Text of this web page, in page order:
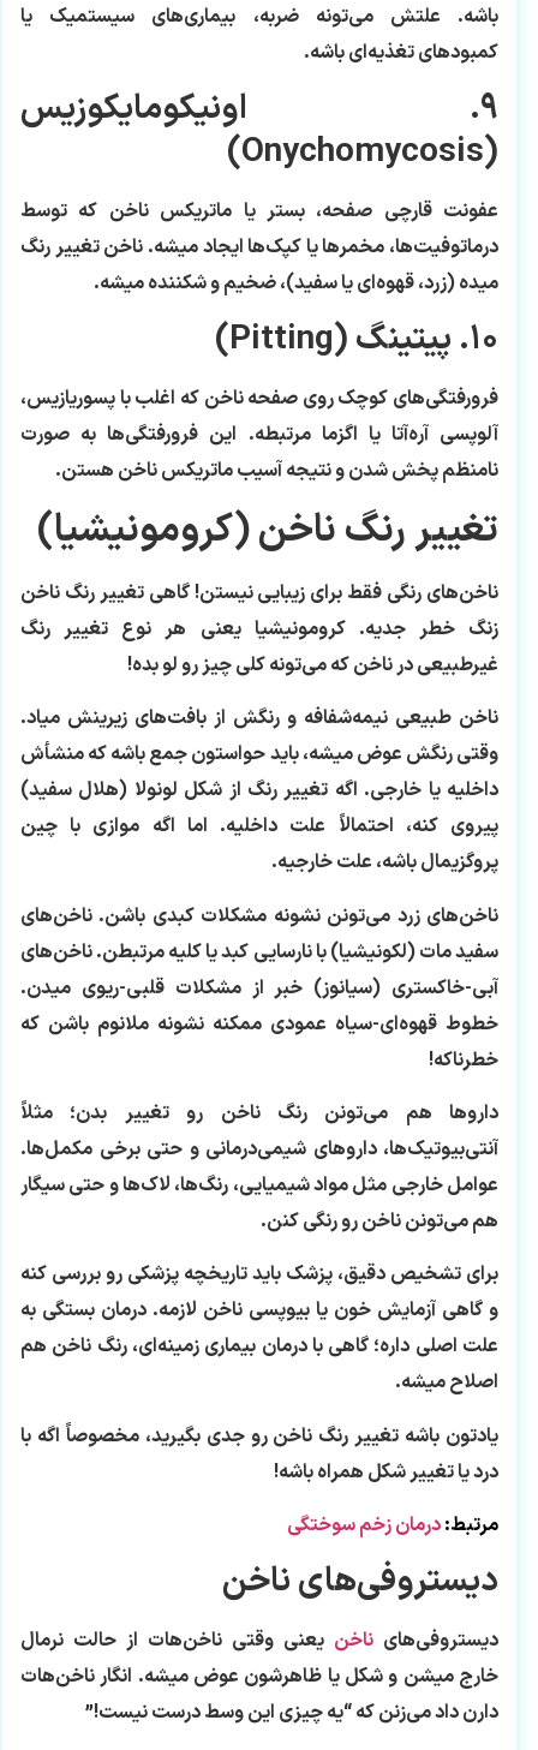
باشه. علتش می‌تونه ضربه، بیماری‌های سیستمیک یا
کمبودهای تغذیه‌ای باشه.
۹. اونیکومایکوزیس
عفونت قارچی صفحه، بستر یا ماتریکس ناخن که توسط
درماتوفیت‌ها، مخمرها یا کپک‌ها ایجاد میشه. ناخن تغییر رنگ
میده (زرد، قهوه‌ای یا سفید)، ضخیم و شکننده میشه.
فرورفتگی‌های کوچک روی صفحه ناخن که اغلب با پسوریازیس،
آلوپسی آره‌آتا یا اگزما مرتبطه. این فرورفتگی‌ها به صورت
نامنظم پخش شدن و نتیجه آسیب ماتریکس ناخن هستن.
تغییر رنگ ناخن (کرومونیشیا)
ناخن‌های رنگی فقط برای زیبایی نیستن! گاهی تغییر رنگ ناخن
زنگ خطر جدیه. کرومونیشیا یعنی هر نوع تغییر رنگ
غیرطبیعی در ناخن که می‌تونه کلی چیز رو لو بده!
ناخن طبیعی نیمه‌شفافه و رنگش از بافت‌های زیرینش میاد.
وقتی رنگش عوض میشه، باید حواستون جمع باشه که منشأش
داخلیه یا خارجی. اگه تغییر رنگ از شکل لونولا (هلال سفید)
پیروی کنه، احتمالاً علت داخلیه. اما اگه موازی با چین
پروگزیمال باشه، علت خارجیه.
ناخن‌های زرد می‌تونن نشونه مشکلات کبدی باشن. ناخن‌های
سفید مات (لکونیشیا) با نارسایی کبد یا کلیه مرتبطن. ناخن‌های
آبی-خاکستری (سیانوز) خبر از مشکلات قلبی-ریوی میدن.
خطوط قهوه‌ای-سیاه عمودی ممکنه نشونه ملانوم باشن که
خطرناکه!
داروها هم می‌تونن رنگ ناخن رو تغییر بدن؛ مثلاً
آنتی‌بیوتیک‌ها، داروهای شیمی‌درمانی و حتی برخی مکمل‌ها.
عوامل خارجی مثل مواد شیمیایی، رنگ‌ها، لاک‌ها و حتی سیگار
هم می‌تونن ناخن رو رنگی کنن.
برای تشخیص دقیق، پزشک باید تاریخچه پزشکی رو بررسی کنه
و گاهی آزمایش خون یا بیوپسی ناخن لازمه. درمان بستگی به
علت اصلی داره؛ گاهی با درمان بیماری زمینه‌ای، رنگ ناخن هم
اصلاح میشه.
یادتون باشه تغییر رنگ ناخن رو جدی بگیرید، مخصوصاً اگه با
درد یا تغییر شکل همراه باشه!
مرتبط:درمان زخم سوختگی
دیستروفی‌های ناخن
دیستروفی‌هایناخنیعنی وقتی ناخن‌هات از حالت نرمال
خارج میشن و شکل یا ظاهرشون عوض میشه. انگار ناخن‌هات
دارن داد می‌زنن که “یه چیزی این وسط درست نیست!”